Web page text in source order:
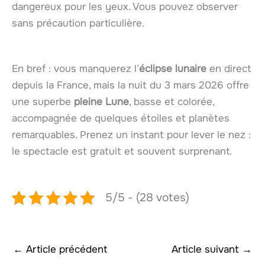
dangereux pour les yeux. Vous pouvez observer
sans précaution particulière.
En bref : vous manquerez l’éclipse lunaire en direct
depuis la France, mais la nuit du 3 mars 2026 offre
une superbe pleine Lune, basse et colorée,
accompagnée de quelques étoiles et planètes
remarquables. Prenez un instant pour lever le nez :
le spectacle est gratuit et souvent surprenant.
5/5 - (28 votes)
← Article précédent Article suivant →